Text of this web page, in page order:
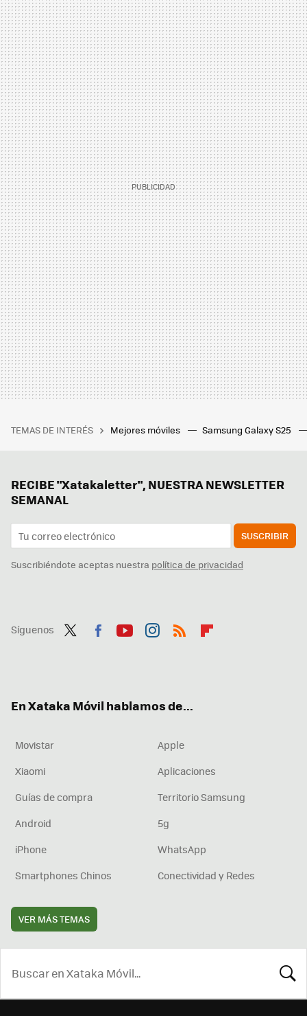
TEMAS DE INTERÉS Mejores móviles Samsung Galaxy S25
RECIBE "Xatakaletter", NUESTRA NEWSLETTER
SEMANAL
SUSCRIBIR
Suscribiéndote aceptas nuestra política de privacidad
Síguenos
En Xataka Móvil hablamos de...
Movistar
Apple
Xiaomi
Aplicaciones
Guías de compra
Territorio Samsung
Android
5g
iPhone
WhatsApp
Smartphones Chinos
Conectividad y Redes
VER MÁS TEMAS